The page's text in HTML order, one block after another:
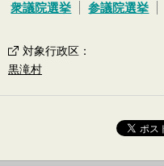
衆議院選挙 参議院選挙
対象行政区 ：
黒滝村